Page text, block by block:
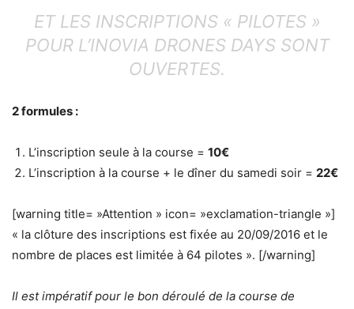
ET LES INSCRIPTIONS « PILOTES »
POUR L’INOVIA DRONES DAYS SONT
OUVERTES.
2 formules :
L’inscription seule à la course = 10€
L’inscription à la course + le dîner du samedi soir = 22€
[warning title= »Attention » icon= »exclamation-triangle »]
« la clôture des inscriptions est fixée au 20/09/2016 et le
nombre de places est limitée à 64 pilotes ». [/warning]
Il est impératif pour le bon déroulé de la course de